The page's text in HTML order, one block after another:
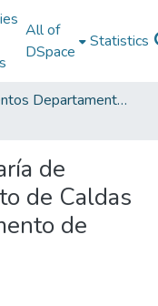
All of
DSpace
Statistics
Documentos Departamentales
de
de Caldas
de